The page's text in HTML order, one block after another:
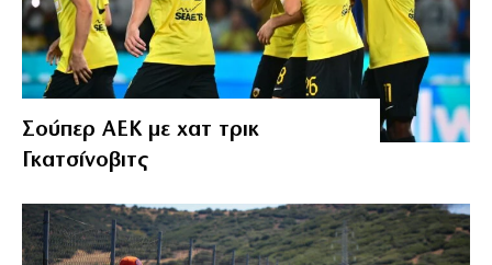
Σούπερ ΑΕΚ με χατ τρικ
Γκατσίνοβιτς